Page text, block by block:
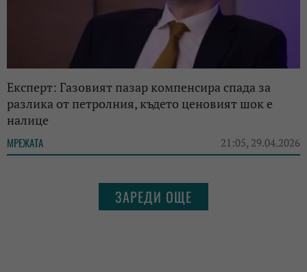
Експерт: Газовият пазар компенсира спада за
разлика от петролния, където ценовият шок е
налице
МРЕЖАТА 21:05, 29.04.2026
ЗАРЕДИ ОЩЕ